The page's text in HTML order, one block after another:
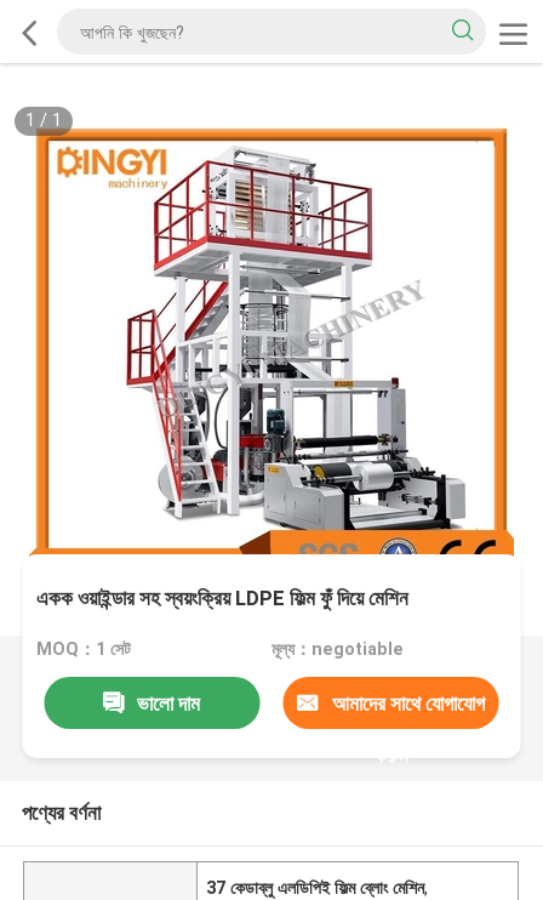
1 / 1
একক ওয়াইন্ডার সহ স্বয়ংক্রিয় LDPE ফিল্ম ফুঁ দিয়ে মেশিন
MOQ：1 সেট মূল্য：negotiable
ভালো দাম আমাদের সাথে যোগাযোগ
করুন
পণ্যের বর্ণনা
37 কেডাব্লু এলডিপিই ফিল্ম ব্লোং মেশিন,